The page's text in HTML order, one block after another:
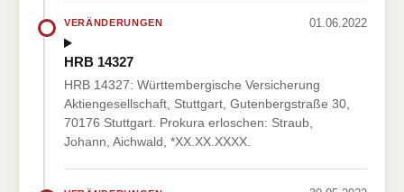
VERÄNDERUNGEN 01.06.2022
HRB 14327
HRB 14327: Württembergische Versicherung
Aktiengesellschaft, Stuttgart, Gutenbergstraße 30,
70176 Stuttgart. Prokura erloschen: Straub,
Johann, Aichwald, *XX.XX.XXXX.